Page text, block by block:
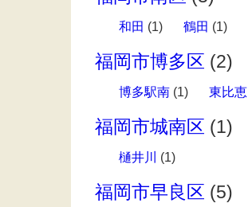
和田 (1) 鶴田 (1)
福岡市博多区 (2)
博多駅南 (1) 東比恵
福岡市城南区 (1)
樋井川 (1)
福岡市早良区 (5)